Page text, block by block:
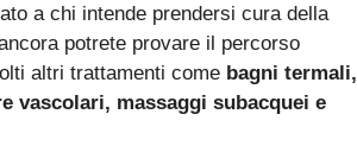
a chi intende prendersi cura della
potrete provare il percorso
altri trattamenti come bagni termali,
vascolari, massaggi subacquei e